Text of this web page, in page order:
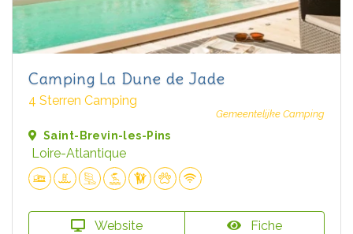
Camping La Dune de Jade
4 Sterren Camping
Gemeentelijke Camping
Saint-Brevin-les-Pins
Loire-Atlantique
Website Fiche